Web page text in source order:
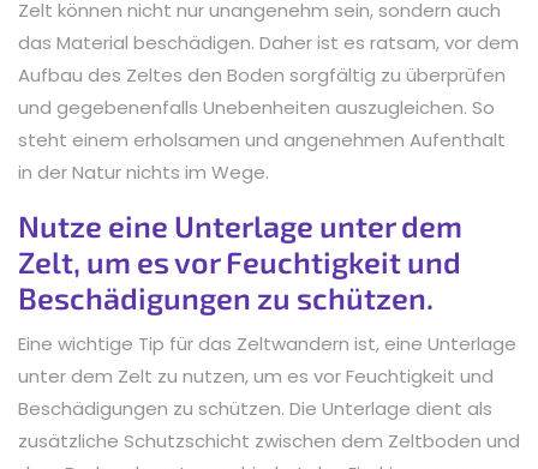
Zelt können nicht nur unangenehm sein, sondern auch
das Material beschädigen. Daher ist es ratsam, vor dem
Aufbau des Zeltes den Boden sorgfältig zu überprüfen
und gegebenenfalls Unebenheiten auszugleichen. So
steht einem erholsamen und angenehmen Aufenthalt
in der Natur nichts im Wege.
Nutze eine Unterlage unter dem
Zelt, um es vor Feuchtigkeit und
Beschädigungen zu schützen.
Eine wichtige Tip für das Zeltwandern ist, eine Unterlage
unter dem Zelt zu nutzen, um es vor Feuchtigkeit und
Beschädigungen zu schützen. Die Unterlage dient als
zusätzliche Schutzschicht zwischen dem Zeltboden und